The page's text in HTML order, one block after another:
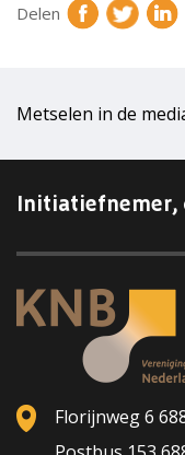
Metselen in de
Delen
Initiatiefnemer,
Florijnweg 6